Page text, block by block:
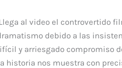
al video el controvertido
debido a las
y arriesgado compromiso
historia nos muestra con